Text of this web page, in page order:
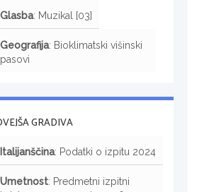
Glasba: Muzikal [03]
Geografija: Bioklimatski višinski
pasovi
GRADIVA
Italijanščina: Podatki o izpitu 2024
Umetnost: Predmetni izpitni